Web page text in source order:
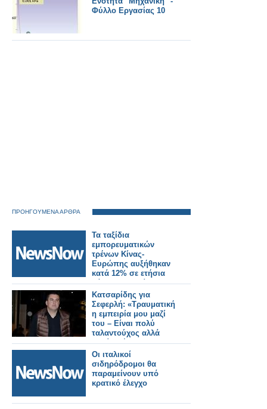
Φύλλο Εργασίας 10
ΠΡΟΗΓΟΥΜΕΝΑ ΑΡΘΡΑ
Τα ταξίδια
εμπορευματικών
τρένων Κίνας-
Ευρώπης αυξήθηκαν
κατά 12% σε ετήσια
βάση την περίοδο
Ιανουαρίου-
Αυγούστου2024
Κατσαρίδης για
Σεφερλή: «Τραυματική
η εμπειρία μου μαζί
του – Είναι πολύ
ταλαντούχος αλλά
γιατί πρέπει να μας
λέει συνέχεια…»
Οι ιταλικοί
σιδηρόδρομοι θα
παραμείνουν υπό
κρατικό έλεγχο